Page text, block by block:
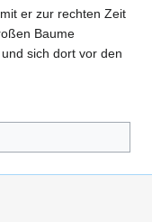
er zur rechten Zeit
Baume
sich dort vor den